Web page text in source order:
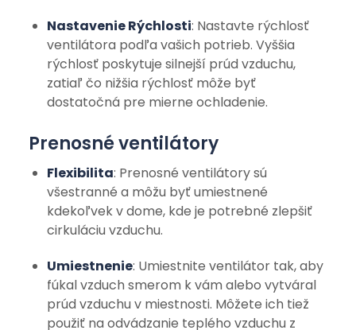
Nastavenie Rýchlosti: Nastavte rýchlosť
ventilátora podľa vašich potrieb. Vyššia
rýchlosť poskytuje silnejší prúd vzduchu,
zatiaľ čo nižšia rýchlosť môže byť
dostatočná pre mierne ochladenie.
Prenosné ventilátory
Flexibilita: Prenosné ventilátory sú
všestranné a môžu byť umiestnené
kdekoľvek v dome, kde je potrebné zlepšiť
cirkuláciu vzduchu.
Umiestnenie: Umiestnite ventilátor tak, aby
fúkal vzduch smerom k vám alebo vytváral
prúd vzduchu v miestnosti. Môžete ich tiež
použiť na odvádzanie teplého vzduchu z